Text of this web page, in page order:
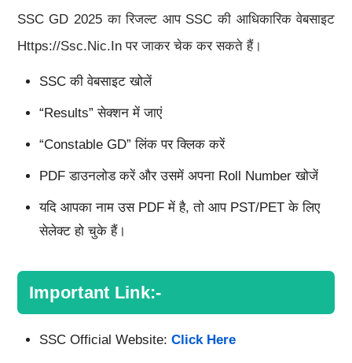
SSC GD 2025 का रिजल्ट आप SSC की आधिकारिक वेबसाइट
Https://ssc.nic.in पर जाकर चेक कर सकते हैं।
SSC की वेबसाइट खोलें
“Results” सेक्शन में जाएं
“Constable GD” लिंक पर क्लिक करें
PDF डाउनलोड करें और उसमें अपना Roll Number खोजें
यदि आपका नाम उस PDF में है, तो आप PST/PET के लिए
सेलेक्ट हो चुके हैं।
Important Link:-
SSC Official Website: Click Here